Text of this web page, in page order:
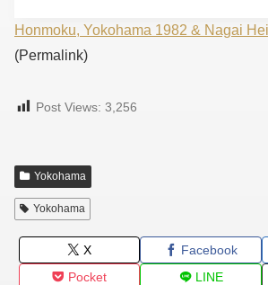
Honmoku, Yokohama 1982 & Nagai
(Permalink)
Post Views: 3,256
Yokohama
Yokohama
X Facebook
Pocket
LINE